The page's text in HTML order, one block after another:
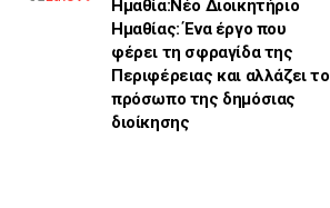
Ημαθία:Νέο Διοικητήριο
Ημαθίας: Ένα έργο που
φέρει τη σφραγίδα της
Περιφέρειας και αλλάζει το
πρόσωπο της δημόσιας
διοίκησης